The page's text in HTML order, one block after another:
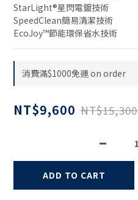
StarLight®星閃電鍍技術
SpeedClean簡易清潔技術
EcoJoy™節能環保省水技術
消費滿$1000免運 on order
NT$9,600 NT$15,300
ADD TO CART